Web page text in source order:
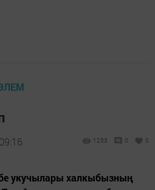
1253 0 0
укучылары халкыбызның